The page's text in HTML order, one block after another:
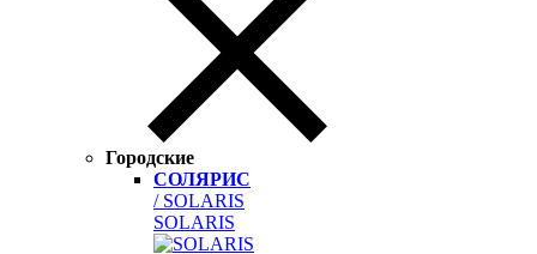
Городские
СОЛЯРИС
/ SOLARIS
SOLARIS